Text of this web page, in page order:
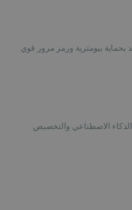
بحماية بيومترية ورمز مرور قوي
الاصطناعي والتخصيص